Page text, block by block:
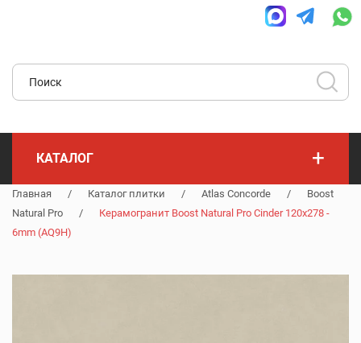
КАТАЛОГ +
Главная / Каталог плитки / Atlas Concorde /
Boost
Natural Pro
/
Керамогранит Boost Natural Pro Cinder 120x278 -
6mm (AQ9H)